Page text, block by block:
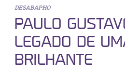
DESABAPHO
PAULO
LEGADO DE
BRILHANTE